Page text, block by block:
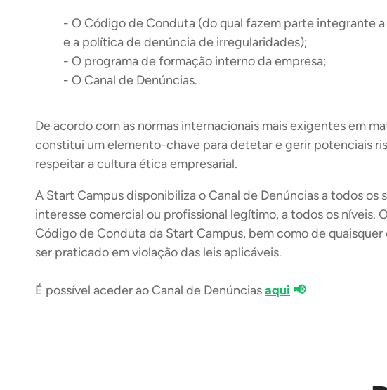
- O Código de Conduta (do qual fazem parte integrante
e a política de denúncia de irregularidades);
- O programa de formação interno da empresa;
- O Canal de Denúncias.
De acordo com as normas internacionais mais exigentes em
constitui um elemento-chave para detetar e gerir potenciais
respeitar a cultura ética empresarial.
A Start Campus disponibiliza o Canal de Denúncias a todos
interesse comercial ou profissional legítimo, a todos os níveis.
Código de Conduta da Start Campus, bem como de
ser praticado em violação das leis aplicáveis.
É possível aceder ao Canal de Denúnciasaqui 📢